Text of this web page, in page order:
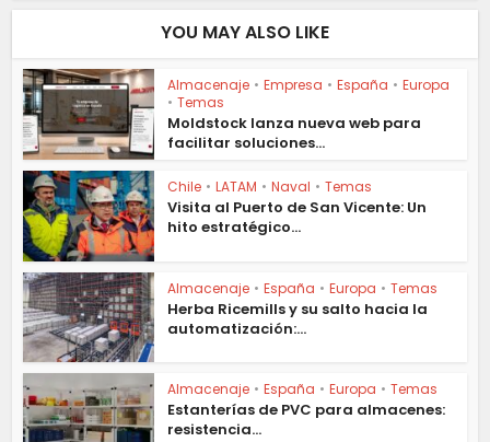
YOU MAY ALSO LIKE
Almacenaje • Empresa • España • Europa
• Temas
Moldstock lanza nueva web para
facilitar soluciones...
Chile • LATAM • Naval • Temas
Visita al Puerto de San Vicente: Un
hito estratégico...
Almacenaje • España • Europa • Temas
Herba Ricemills y su salto hacia la
automatización:...
Almacenaje • España • Europa • Temas
Estanterías de PVC para almacenes:
resistencia...